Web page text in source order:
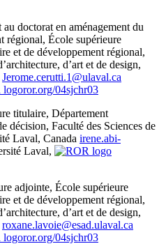
au doctorat en aménagement du
régional, École supérieure
et de développement régional,
d’art et de design,
Jerome.cerutti.1@ulaval.ca
ror.org/04sjchr03
titulaire, Département
décision, Faculté des Sciences de
Laval, Canada irene.abi-
Laval,
adjointe, École supérieure
et de développement régional,
d’art et de design,
roxane.lavoie@esad.ulaval.ca
ror.org/04sjchr03